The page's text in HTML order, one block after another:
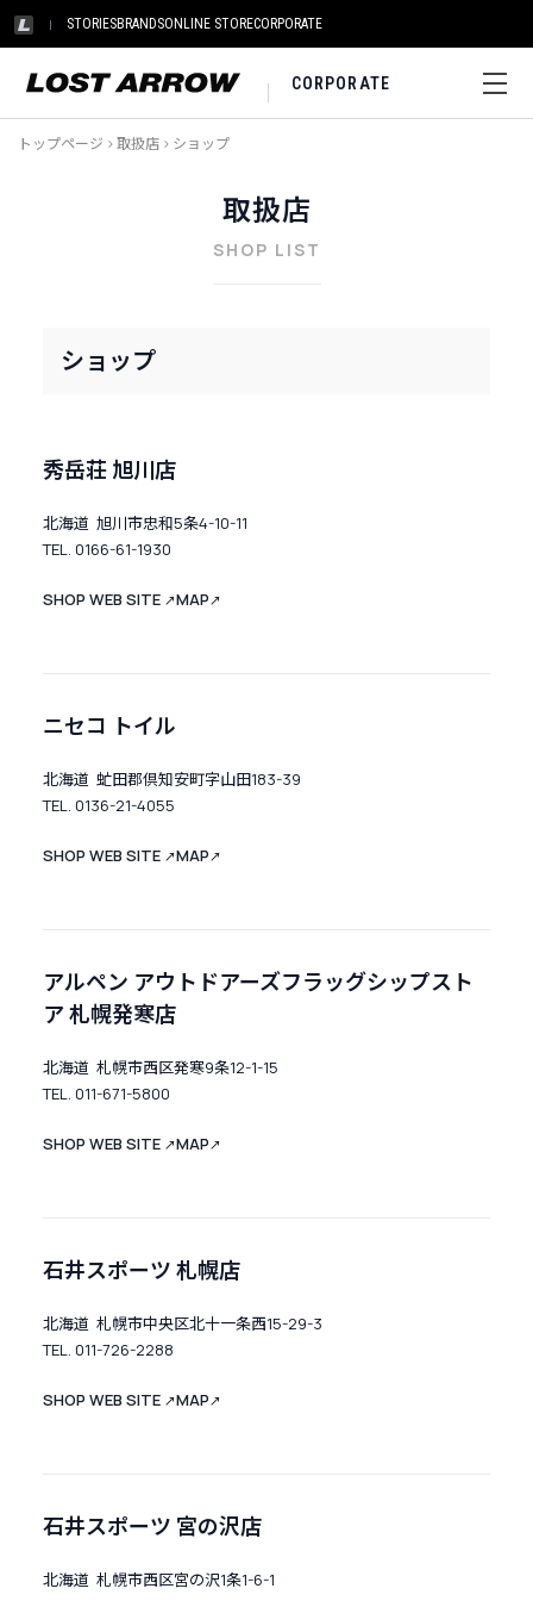
STORIESBRANDSONLINE STORECORPORATE
CORPORATE
トップページ >取扱店 > ショップ
取扱店
SHOP LIST
ショップ
秀岳荘 旭川店
北海道 旭川市忠和5条4-10-11
TEL. 0166-61-1930
SHOP WEB SITE ↗MAP↗
ニセコ トイル
北海道 虻田郡倶知安町字山田183-39
TEL. 0136-21-4055
SHOP WEB SITE ↗MAP↗
アルペン アウトドアーズフラッグシップスト
ア 札幌発寒店
北海道 札幌市西区発寒9条12-1-15
TEL. 011-671-5800
SHOP WEB SITE ↗MAP↗
石井スポーツ 札幌店
北海道 札幌市中央区北十一条西15-29-3
TEL. 011-726-2288
SHOP WEB SITE ↗MAP↗
石井スポーツ 宮の沢店
北海道 札幌市西区宮の沢1条1-6-1